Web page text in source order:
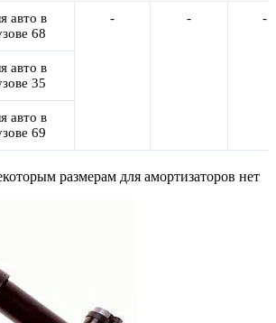
авто в
68
- - -
авто в
35
авто в
69
размерам для амортизаторов нет